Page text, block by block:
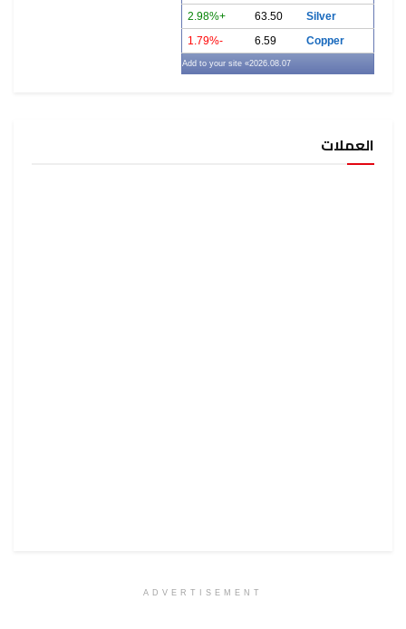
Silver
63.50
+2.98%
Copper
6.59
-1.79%
2026.08.07
» Add to your site
العملات
ADVERTISEMENT